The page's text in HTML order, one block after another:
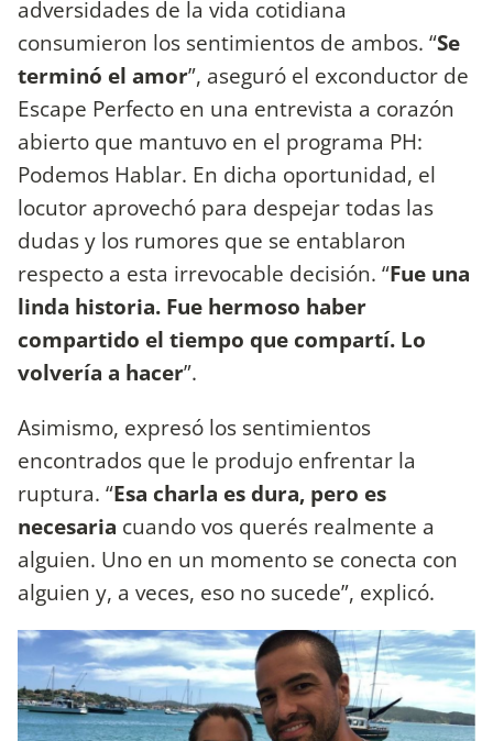
adversidades de la vida cotidiana
consumieron los sentimientos de ambos. “Se
terminó el amor”, aseguró el exconductor de
Escape Perfecto en una entrevista a corazón
abierto que mantuvo en el programa PH:
Podemos Hablar. En dicha oportunidad, el
locutor aprovechó para despejar todas las
dudas y los rumores que se entablaron
respecto a esta irrevocable decisión. “Fue una
linda historia. Fue hermoso haber
compartido el tiempo que compartí. Lo
volvería a hacer”.
Asimismo, expresó los sentimientos
encontrados que le produjo enfrentar la
ruptura. “Esa charla es dura, pero es
necesaria cuando vos querés realmente a
alguien. Uno en un momento se conecta con
alguien y, a veces, eso no sucede”, explicó.